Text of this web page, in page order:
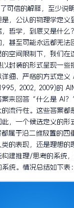
可信的解释，至少说
，公认的物理学定义
哲学，到底又是什么
甚至可能永远都无法
空间限制下，我们在
封装的形式呈现一些
细、严格的方式定义
2002, 2009)的
案来回答“什么是 AI
流行性。这些答案都
此，一个候选定义的
属于沿二维放置的四
的表现，还是理想的
构建推理/思考的系统
统。情况总结如下表：